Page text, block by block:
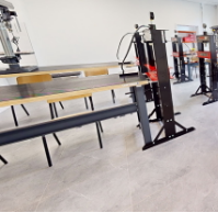
Szkolenia i kursy
Olimpiady
Konkursy
Rekrutacja